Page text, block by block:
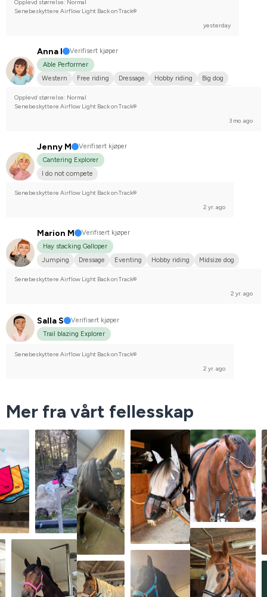
Opplevd størrelse: Normal
Senebeskyttere Airflow Light Back on Track®
yesterday
Anna I
Verifisert kjøper
Able Performer
Western
Free riding Dressage Hobby riding
Big dog
Opplevd størrelse: Normal
Senebeskyttere Airflow Light Back on Track®
3 mo. ago
Jenny M
Verifisert kjøper
Cantering Explorer
I do not compete
Senebeskyttere Airflow Light Back on Track®
2 yr. ago
Marion M
Verifisert kjøper
Hay stacking Galloper
Jumping
Dressage Eventing Hobby riding
Midsize dog
Senebeskyttere Airflow Light Back on Track®
2 yr. ago
Salla S
Verifisert kjøper
Trail blazing Explorer
Senebeskyttere Airflow Light Back on Track®
2 yr. ago
Mer fra vårt fellesskap